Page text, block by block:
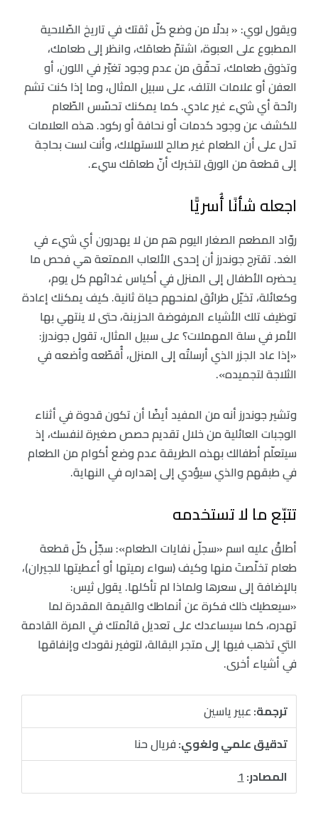
ويقول لوي: « بدلًا من وضع كلّ ثقتك في تاريخ الصّلاحية
المطبوع على العبوة، اشتمّ طعامَك، وانظر إلى طعامك،
وتذوق طعامك، تحقّق من عدم وجود تغيّر في اللون، أو
العفن أو علامات التلف، على سبيل المثال، وما إذا كنت تشم
رائحة أي شيء غير عادي. كما يمكنك تحسّس الطّعام
للكشف عن وجود كدمات أو نحافة أو ركود. هذه العلامات
تدل على أن الطعام غير صالح للاستهلاك، وأنت لست بحاجة
إلى قطعة من الورق لتخبرك أنّ طعامَك سيء.
اجعله شأنًا أُسريًّا
روّاد المطعم الصغار اليوم هم من لا يهدرون أي شيء في
الغد. تقترح جوندرز أن إحدى الألعاب الممتعة هي فحص ما
يحضره الأطفال إلى المنزل في أكياس غدائهم كل يوم،
وكعائلة، تخيّل طرائق لمنحهم حياة ثانية. كيف يمكنك إعادة
توظيف تلك الأشياء المرفوضة الحزينة، حتى لا ينتهي بها
الأمر في سلة المهملات؟ على سبيل المثال، تقول جوندرز:
«إذا عاد الجزر الذي أرسلتُه إلى المنزل، أُقطّعه وأضعه في
الثلاجة لتجميده».
وتشير جوندرز أنه من المفيد أيضًا أن تكون قدوة في أثناء
الوجبات العائلية من خلال تقديم حصص صغيرة لنفسك، إذ
سيتعلّم أطفالك بهذه الطريقة عدم وضع أكوام من الطعام
في طبقهم والذي سيؤدي إلى إهداره في النهاية.
تتبّع ما لا تستخدمه
أطلقْ عليه اسم «سجلّ نفايات الطعام»: سجّلْ كلّ قطعة
طعام تخلّصتَ منها وكيف (سواء رميتها أو أعطيتها للجيران)،
بالإضافة إلى سعرها ولماذا لم تأكلها. يقول ثيس:
«سيعطيك ذلك فكرة عن أنماطك والقيمة المقدرة لما
تهدره، كما سيساعدك على تعديل قائمتك في المرة القادمة
التي تذهب فيها إلى متجر البقالة، لتوفير نقودك وإنفاقها
في أشياء أخرى.
ترجمة:عبير ياسين
تدقيق علمي ولغوي:فريال حنا
المصادر:1